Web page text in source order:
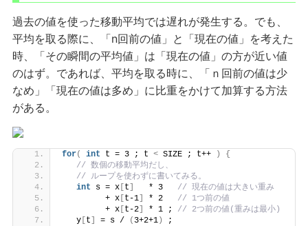
過去の値を使った移動平均では遅れが発生する。でも、
平均を取る際に、「n回前の値」と「現在の値」を考えた
時、「その瞬間の平均値」は「現在の値」の方が近い値
のはず。であれば、平均を取る時に、「ｎ回前の値は少
なめ」「現在の値は多め」に比重をかけて加算する方法
がある。
for( int t = 3 ; t < SIZE ; t++ )
{
// 数個の移動平均だし、
// ループを使わずに書いてみる。
int s = x[ t
   * 3
// 現在の値は大きい重み
         + x
[ t-1] * 2 // 1つ前の値
         + x
[ t-2] * 1 ; // 2つ前の値(重みは最小)
   y
[ t = s / ( 3+2+1) ;